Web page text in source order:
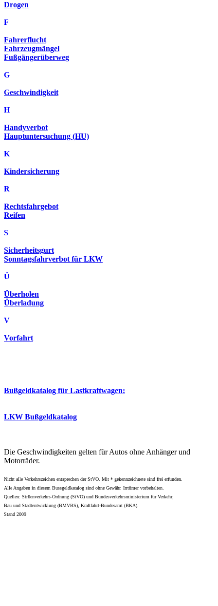
Drogen
F
Fahrerflucht
Fahrzeugmängel
Fußgängerüberweg
G
Geschwindigkeit
H
Handyverbot
Hauptuntersuchung (HU)
K
Kindersicherung
R
Rechtsfahrgebot
Reifen
S
Sicherheitsgurt
Sonntagsfahrverbot für LKW
Ü
Überholen
Überladung
V
Vorfahrt
Bußgeldkatalog für Lastkraftwagen:
LKW Bußgeldkatalog
Die Geschwindigkeiten gelten für Autos ohne Anhänger und
Motorräder.
Nicht alle Verkehrszeichen entsprechen der StVO. Mit * gekennzeichnete sind frei erfunden.
Alle Angaben in diesem Bussgeldkatalog sind ohne Gewähr. Irrtümer vorbehalten.
Quellen: Strßenverkehrs-Ordnung (StVO) und Bundesverkehrsministerium für Verkehr,
Bau und Stadtentwicklung (BMVBS), Kraftfahrt-Bundesamt (BKA).
Stand 2009